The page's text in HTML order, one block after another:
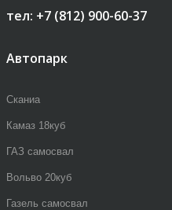
тел: +7 (812) 900-60-37
Автопарк
Сканиа
Камаз 18куб
ГАЗ самосвал
Вольво 20куб
Газель самосвал